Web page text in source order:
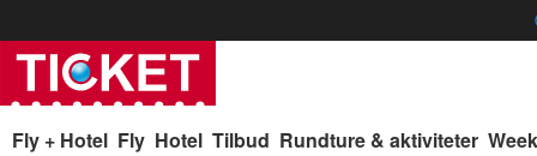
Fly + Hotel Fly Hotel Tilbud Rundture & aktiviteter